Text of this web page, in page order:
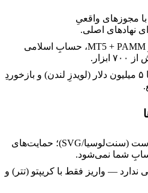
باسابقه (۲۰۱۰) با مجوزهای واقعیِ
هر دو پلتفرمِ MT4 و MT5 + PAMM، حسابِ اسلامی
بیمهٔ وجوهِ مشتری تا ۵ میلیون دلار (لویدزِ لندن) و بازخوردِ
نهادِ ایرانیان آفشور است (سنت‌لوسیا/SVG)؛ حمایت‌های
ندارد — واریز فقط با کریپتو (تتر) و